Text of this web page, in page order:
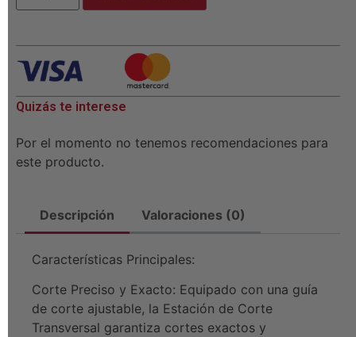
Quizás te interese
Por el momento no tenemos recomendaciones para
este producto.
Descripción Valoraciones (0)
Características Principales:
Corte Preciso y Exacto: Equipado con una guía
de corte ajustable, la Estación de Corte
Transversal garantiza cortes exactos y